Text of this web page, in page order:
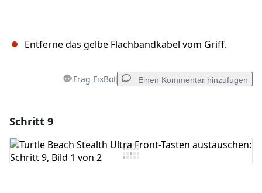
Entferne das gelbe Flachbandkabel vom Griff.
Frag FixBot Einen Kommentar hinzufügen
Kommentar hinzufügen
Schritt 9